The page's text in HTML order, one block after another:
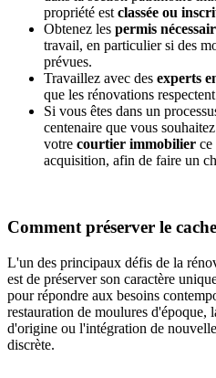
propriété est classée ou
Obtenez les permis
travail, en particulier si des
prévues.
Travaillez avec des experts
que les rénovations
Si vous êtes dans un
centenaire que vous
votre courtier immobilier ce
acquisition, afin de faire un
Comment préserver le
L'un des principaux défis de la
est de préserver son caractère
pour répondre aux besoins
restauration de moulures d'époque,
d'origine ou l'intégration de
discrète.